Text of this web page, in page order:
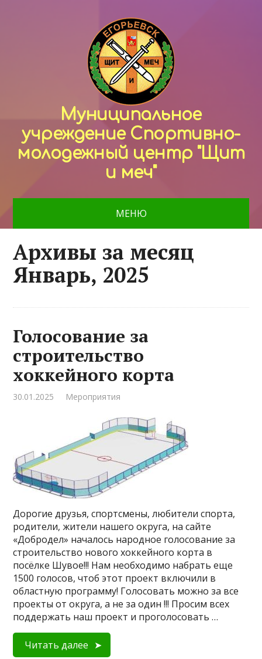
Муниципальное
учреждение Спортивно-
молодежный центр "Щит
и меч"
МЕНЮ
Архивы за месяц
Январь, 2025
Голосование за
строительство
хоккейного корта
30.01.2025 Мероприятия
Дорогие друзья, спортсмены, любители спорта,
родители, жители нашего округа, на сайте
«Добродел» началось народное голосование за
строительство нового хоккейного корта в
посёлке Шувое!!! Нам необходимо набрать еще
1500 голосов, чтоб этот проект включили в
областную программу! Голосовать можно за все
проекты от округа, а не за один !!! Просим всех
поддержать наш проект и проголосовать …
Читать далее